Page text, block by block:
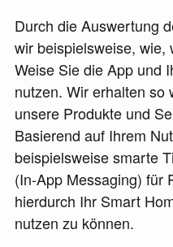
Durch die Auswertung
wir beispielsweise, wie,
Weise Sie die App und
nutzen. Wir erhalten so
unsere Produkte und
Basierend auf Ihrem
beispielsweise smarte
(In-App Messaging) für
hierdurch Ihr Smart
nutzen zu können.